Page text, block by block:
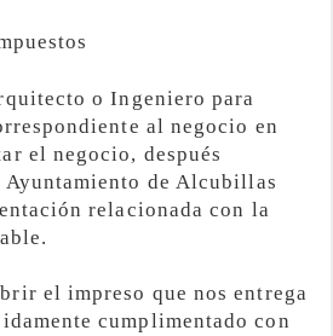
o Ingeniero para
al negocio en
el negocio, después
Ayuntamiento de Alcubillas
relacionada con la
el impreso que nos entrega
cumplimentado con